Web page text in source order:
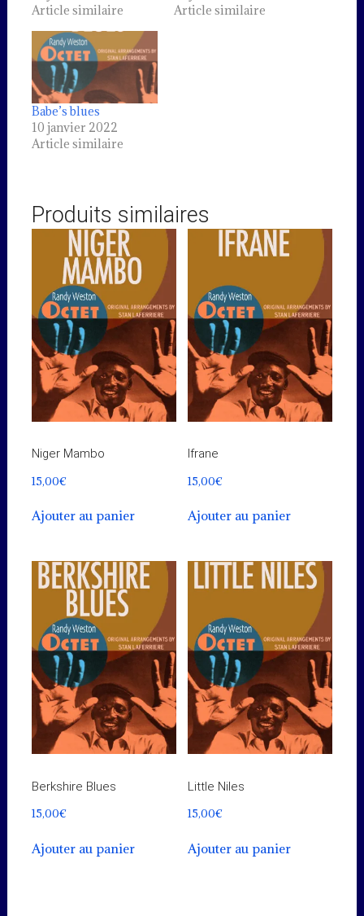
Article similaire
Article similaire
Babe’s blues
10 janvier 2022
Article similaire
Produits similaires
Niger Mambo
15,00€
Ajouter au panier
Ifrane
15,00€
Ajouter au panier
Berkshire Blues
15,00€
Ajouter au panier
Little Niles
15,00€
Ajouter au panier